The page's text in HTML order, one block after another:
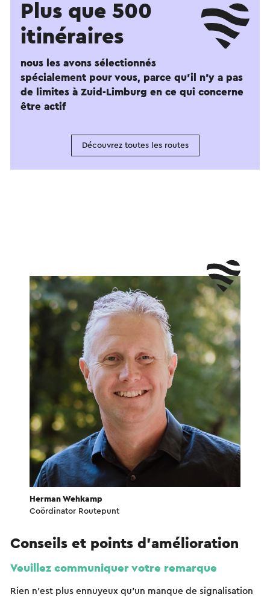
Plus que 500
itinéraires
nous les avons sélectionnés
spécialement pour vous, parce qu'il n'y a pas
de limites à Zuid-Limburg en ce qui concerne
être actif
Découvrez toutes les routes
Herman Wehkamp
Coördinator Routepunt
Conseils et points d'amélioration
Veuillez communiquer votre remarque
Rien n'est plus ennuyeux qu'un manque de signalisation